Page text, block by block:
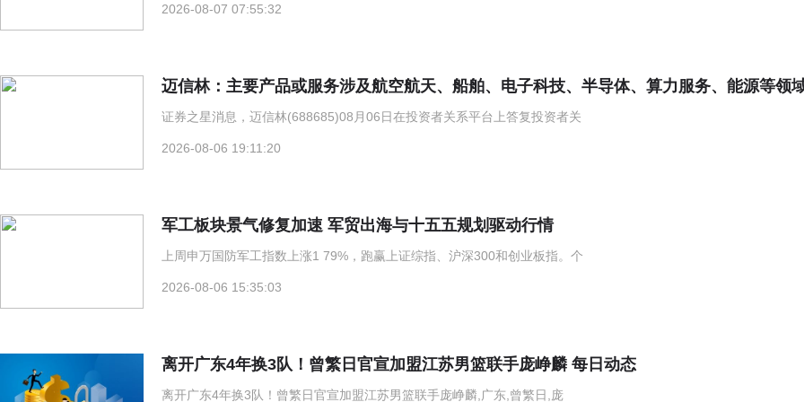
2026-08-07 07:55:32
迈信林：主要产品或服务涉及航空航天、船舶、电子科技、半导体、算力服务、能源等领
证券之星消息，迈信林(688685)08月06日在投资者关系平台上答复投资者关
2026-08-06 19:11:20
军工板块景气修复加速 军贸出海与十五五规划驱动行情
上周申万国防军工指数上涨1 79%，跑赢上证综指、沪深300和创业板指。个
2026-08-06 15:35:03
离开广东4年换3队！曾繁日官宣加盟江苏男篮联手庞峥麟 每日动态
离开广东4年换3队！曾繁日官宣加盟江苏男篮联手庞峥麟,广东,曾繁日,庞